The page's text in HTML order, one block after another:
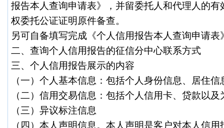
报告本人查询申请表》，并留委托人和代理人的有
权委托公证证明原件备查。
另可自备填写完成《个人信用报告本人查询申请
二、查询个人信用报告的征信分中心联系方式
三、个人信用报告展示的内容
（一）个人基本信息：包括个人身份信息、居住
（二）信用交易信息：包括个人信用卡、贷款以
（三）异议标注信息
（四）本人声明信息。本人声明是客户对本人信